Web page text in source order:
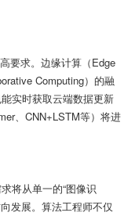
要求。边缘计算（Edge
Computing）的融
实时获取云端数据更新
、CNN+LSTM等）将进
将从单一的“图像识
发展。算法工程师不仅